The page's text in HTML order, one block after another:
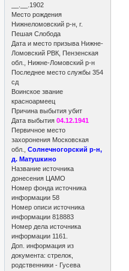
__.__.1902
Место рождения
Нижнеломовский р-н, г.
Пешая Слобода
Дата и место призыва Нижне-
Ломовский РВК, Пензенская
обл., Нижне-Ломовский р-н
Последнее место службы 354
сд
Воинское звание
красноармеец
Причина выбытия убит
Дата выбытия04.12.1941
Первичное место
захоронения Московская
обл.,Солнечногорский р-н,
д. Матушкино
Название источника
донесения ЦАМО
Номер фонда источника
информации 58
Номер описи источника
информации 818883
Номер дела источника
информации 1161.
Доп. информация из
документа: стрелок,
родственники - Гусева